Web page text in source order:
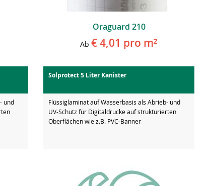
Oraguard 210
Ab € 4,01 pro m²
und
Solprotect 5 Liter Kanister
Flüssiglaminat auf Wasserbasis als Abrieb- und
UV-Schutz für Digitaldrucke auf strukturierten
Oberflächen wie z.B. PVC-Banner